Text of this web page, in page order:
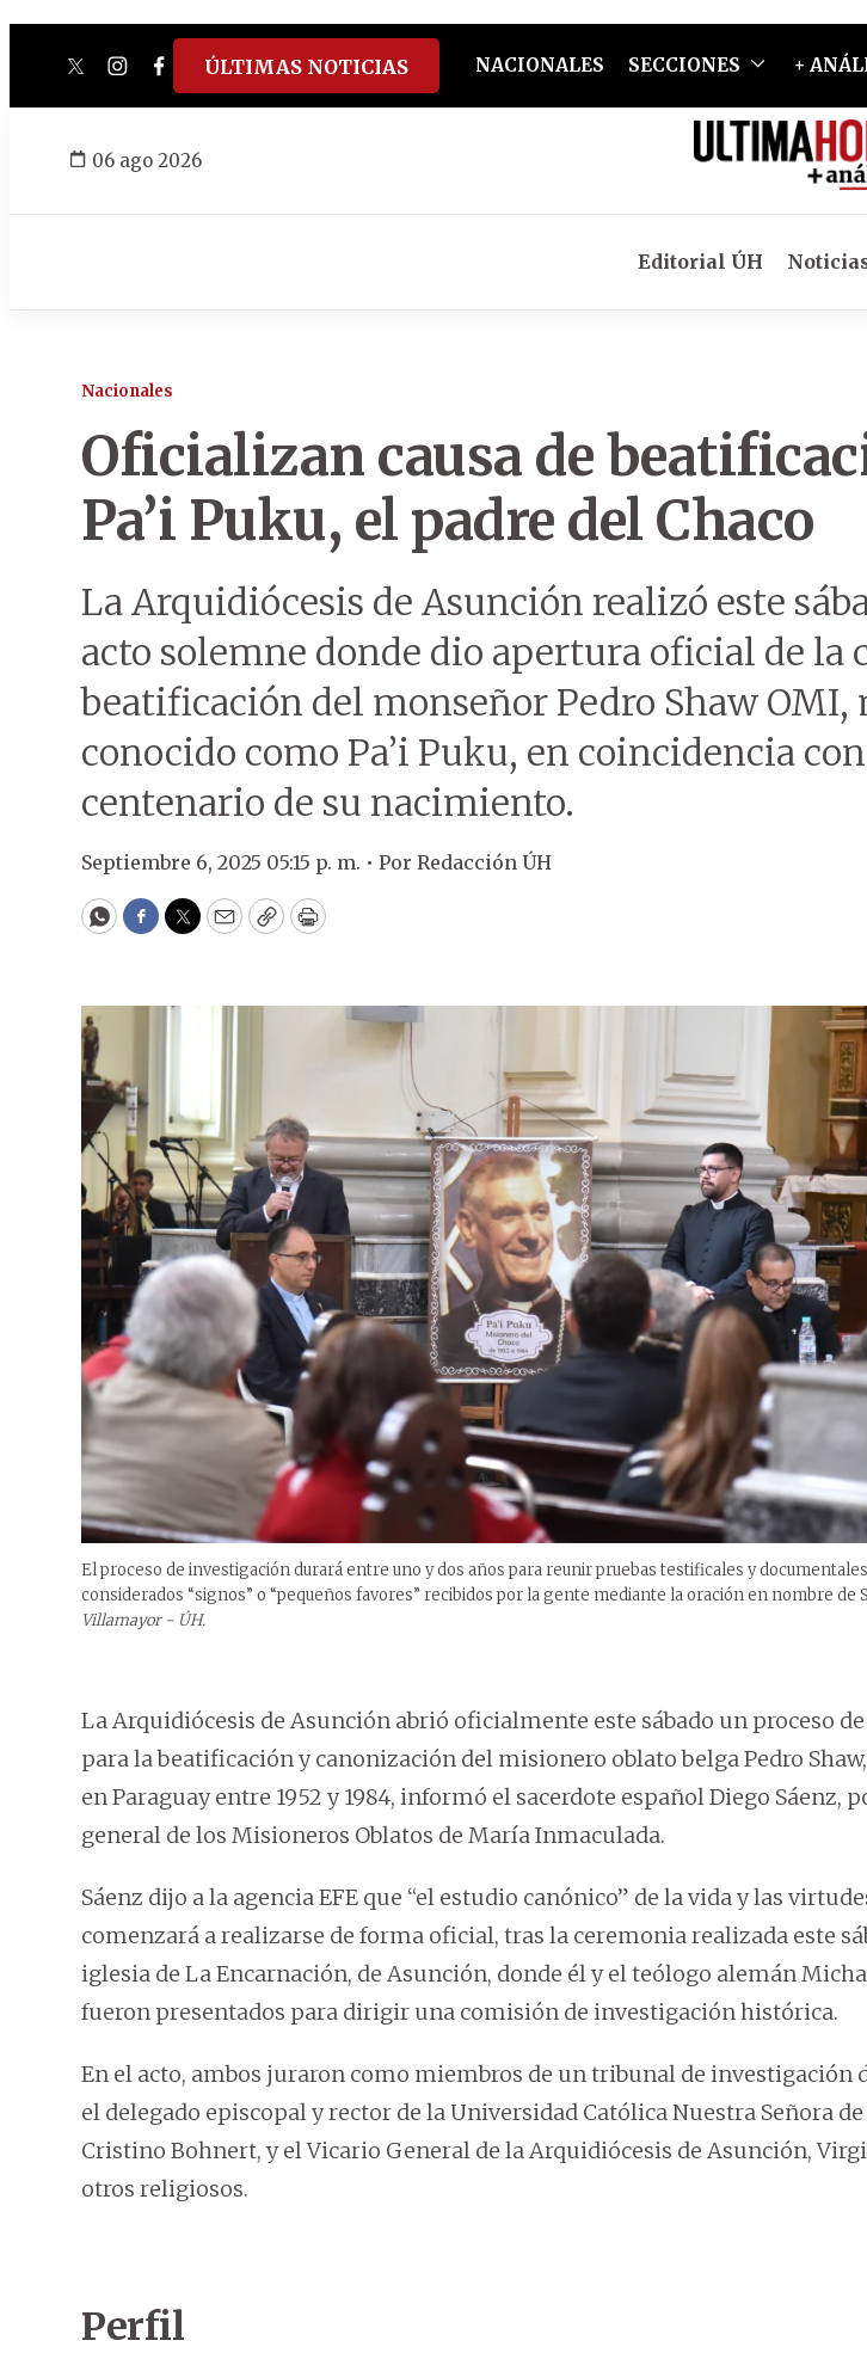
twitterinstagram
facebook
tiktokyoutube
spotify
ÚLTIMAS NOTICIAS NACIONALES SECCIONES +
06 ago 2026
Editorial ÚH
Nacionales
Oficializan causa de
Pa’i Puku, el padre del Chaco
La Arquidiócesis de Asunción realizó este
acto solemne donde dio apertura oficial de la
beatificación del monseñor Pedro Shaw OMI,
conocido como Pa’i Puku, en coincidencia
centenario de su nacimiento.
Septiembre 6, 2025 05:15 p. m. • Por Redacción ÚH
WhatsApp
Facebook
Twitter
EmailCopyPrint
El proceso de investigación durará entre uno y dos años para reunir pruebas testificales y
considerados “signos” o “pequeños favores” recibidos por la gente mediante la oración en nombre de
Villamayor - ÚH.
La Arquidiócesis de Asunción abrió oficialmente este sábado un proceso
para la beatificación y canonización del misionero oblato belga Pedro
en Paraguay entre 1952 y 1984, informó el sacerdote español Diego Sáenz,
general de los Misioneros Oblatos de María Inmaculada.
Sáenz dijo a la agencia EFE que “el estudio canónico” de la vida y las
comenzará a realizarse de forma oficial, tras la ceremonia realizada este
iglesia de La Encarnación, de Asunción, donde él y el teólogo alemán
fueron presentados para dirigir una comisión de investigación histórica.
En el acto, ambos juraron como miembros de un tribunal de investigación
el delegado episcopal y rector de la Universidad Católica Nuestra Señora
Cristino Bohnert, y el Vicario General de la Arquidiócesis de Asunción,
otros religiosos.
Perfil